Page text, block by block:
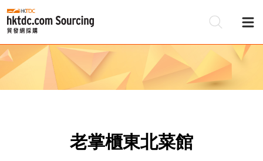
老掌櫃東北菜館